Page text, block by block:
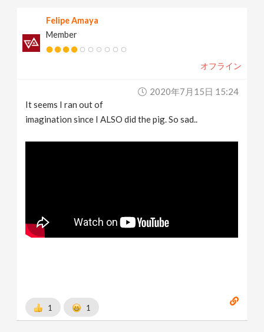
Felipe Amaya
Member
オフライン
2020年7月15日 15:24
It seems I ran out of
imagination since I ALSO did the pig. So sad..
1 1